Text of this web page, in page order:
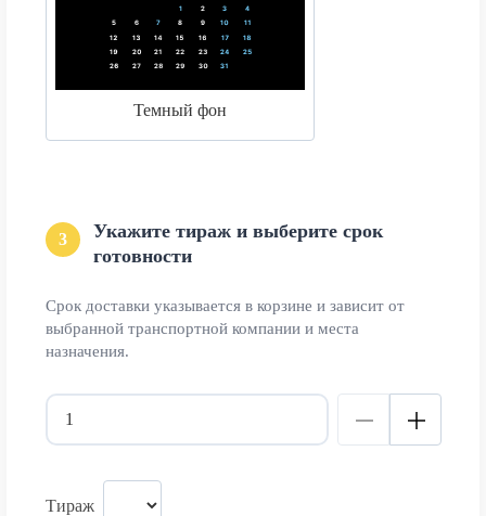
Темный фон
3
Укажите тираж и выберите срок
готовности
Срок доставки указывается в корзине и зависит от
выбранной транспортной компании и места
назначения.
Тираж